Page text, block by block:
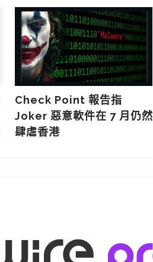
Check Point 報告指
Joker 惡意軟件在 7 月仍然
肆虐香港